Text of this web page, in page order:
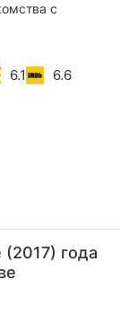
с
6.1 6.6
года